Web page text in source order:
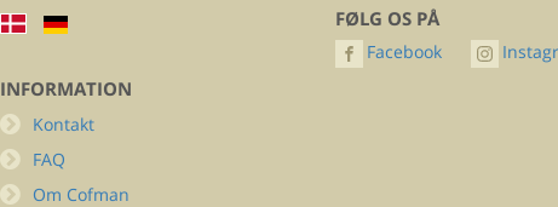
INFORMATION
Kontakt
FAQ
Om Cofman
FØLG OS PÅ
Facebook